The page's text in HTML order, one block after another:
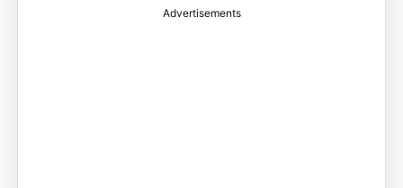
Advertisements